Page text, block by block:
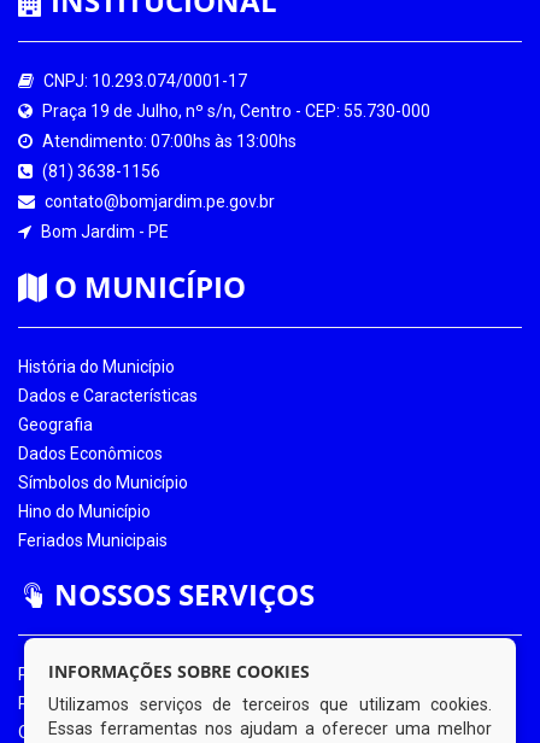
CNPJ: 10.293.074/0001-17
Praça 19 de Julho, nº s/n, Centro - CEP: 55.730-000
Atendimento: 07:00hs às 13:00hs
(81) 3638-1156
contato@bomjardim.pe.gov.br
Bom Jardim - PE
O MUNICÍPIO
História do Município
Dados e Características
Geografia
Dados Econômicos
Símbolos do Município
Hino do Município
Feriados Municipais
NOSSOS SERVIÇOS
Portal da Transparência
Portal da Transparência COVID-19
Ouvidoria Eletrônica
INFORMAÇÕES SOBRE COOKIES
Utilizamos serviços de terceiros que utilizam cookies.
Essas ferramentas nos ajudam a oferecer uma melhor